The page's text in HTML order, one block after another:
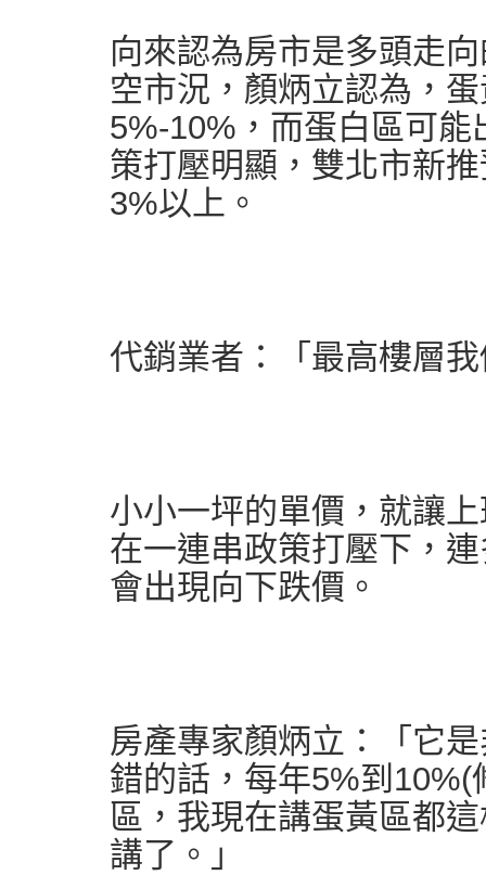
向來認為房市是多頭走
空市況，顏炳立認為，
5%-10%，而蛋白區可
策打壓明顯，雙北市新
3%以上。
代銷業者：「最高樓層
小小一坪的單價，就讓
在一連串政策打壓下，
會出現向下跌價。
房產專家顏炳立：「它
錯的話，每年5%到
區，我現在講蛋黃區都
講了。」